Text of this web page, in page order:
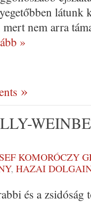
lá­tunk
mert nem arra
»
KOMORÓCZY
, HAZAI
és a